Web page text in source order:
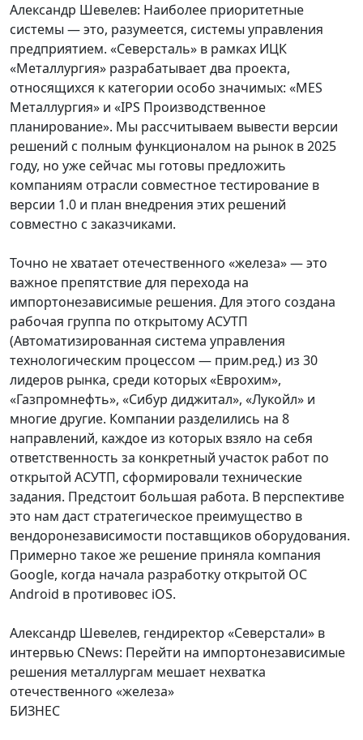
Александр Шевелев: Наиболее приоритетные
системы — это, разумеется, системы управления
предприятием. «Северсталь» в рамках ИЦК
«Металлургия» разрабатывает два проекта,
относящихся к категории особо значимых: «MES
Металлургия» и «IPS Производственное
планирование». Мы рассчитываем вывести версии
решений с полным функционалом на рынок в 2025
году, но уже сейчас мы готовы предложить
компаниям отрасли совместное тестирование в
версии 1.0 и план внедрения этих решений
совместно с заказчиками.
Точно не хватает отечественного «железа» — это
важное препятствие для перехода на
импортонезависимые решения. Для этого создана
рабочая группа по открытому АСУТП
(Автоматизированная система управления
технологическим процессом — прим.ред.) из 30
лидеров рынка, среди которых «Еврохим»,
«Газпромнефть», «Сибур диджитал», «Лукойл» и
многие другие. Компании разделились на 8
направлений, каждое из которых взяло на себя
ответственность за конкретный участок работ по
открытой АСУТП, сформировали технические
задания. Предстоит большая работа. В перспективе
это нам даст стратегическое преимущество в
вендоронезависимости поставщиков оборудования.
Примерно такое же решение приняла компания
Google, когда начала разработку открытой ОС
Android в противовес iOS.
Александр Шевелев, гендиректор «Северстали» в
интервью CNews: Перейти на импортонезависимые
решения металлургам мешает нехватка
отечественного «железа»
БИЗНЕС